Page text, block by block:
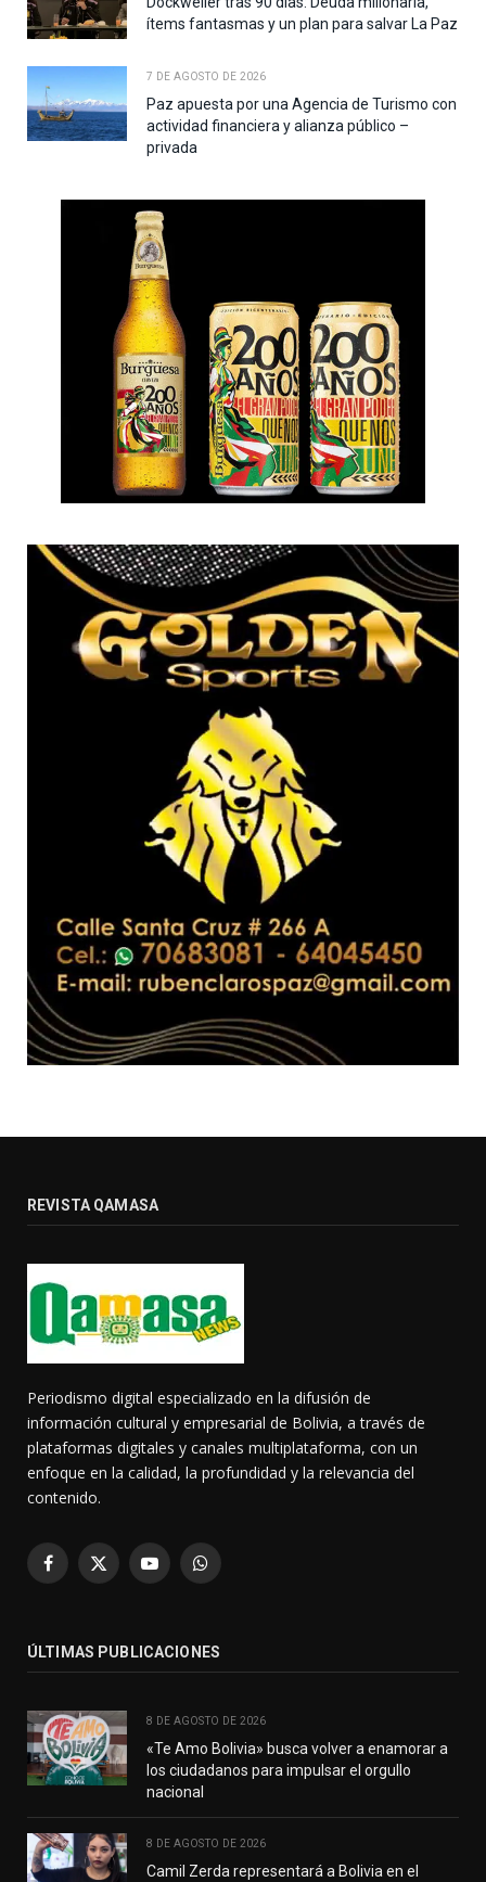
ítems fantasmas y un plan para salvar La Paz
7 DE AGOSTO DE 2026
Paz apuesta por una Agencia de Turismo con
actividad financiera y alianza público –
privada
REVISTA QAMASA
Periodismo digital especializado en la difusión de
información cultural y empresarial de Bolivia, a través de
plataformas digitales y canales multiplataforma, con un
enfoque en la calidad, la profundidad y la relevancia del
contenido.
Facebook
X
YouTubeWhatsApp
ÚLTIMAS PUBLICACIONES
8 DE AGOSTO DE 2026
«Te Amo Bolivia» busca volver a enamorar a
los ciudadanos para impulsar el orgullo
nacional
8 DE AGOSTO DE 2026
Camil Zerda representará a Bolivia en el